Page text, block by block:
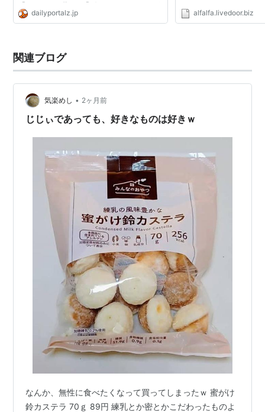
「ひとみしり道」、「ばかスイーツ」などが
ある。（動画インタビュー） 前の記事：遠藤
dailyportalz.jp
ｫﾙﾀﾞが充実しました
alfalfa.livedoor.biz
関連ブログ
気楽めし • 2ヶ月前
じじぃであっても、好きなものは好きｗ
なんか、無性に食べたくなって買ってしまったｗ 蜜がけ
鈴カステラ 70ｇ 89円 練乳とか密とかこだわったものよ